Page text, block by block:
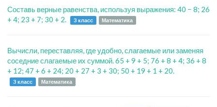
Составь верные равенства, используя выражения: 40 − 8; 26
+ 4; 23 + 7; 30 + 2.
3 класс Математика
Вычисли, переставляя, где удобно, слагаемые или заменяя
соседние слагаемые их суммой. 65 + 9 + 5; 76 + 8 + 4; 36 + 8
+ 12; 47 + 6 + 24; 20 + 27 + 3 + 30; 50 + 19 + 1 + 20.
3 класс Математика